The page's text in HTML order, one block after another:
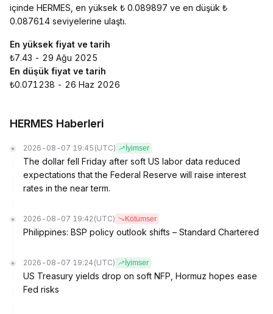
içinde HERMES, en yüksek ₺ 0.089897 ve en düşük ₺
0.087614 seviyelerine ulaştı.
En yüksek fiyat ve tarih
₺7.43 - 29 Ağu 2025
En düşük fiyat ve tarih
₺0.071238 - 26 Haz 2026
HERMES Haberleri
2026-08-07 19:45 (UTC) İyimser
The dollar fell Friday after soft US labor data reduced
expectations that the Federal Reserve will raise interest
rates in the near term.
2026-08-07 19:42 (UTC) Kötümser
Philippines: BSP policy outlook shifts – Standard Chartered
2026-08-07 19:24 (UTC) İyimser
US Treasury yields drop on soft NFP, Hormuz hopes ease
Fed risks